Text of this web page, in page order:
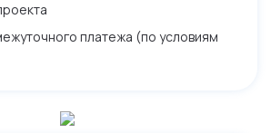
платежа (по условиям